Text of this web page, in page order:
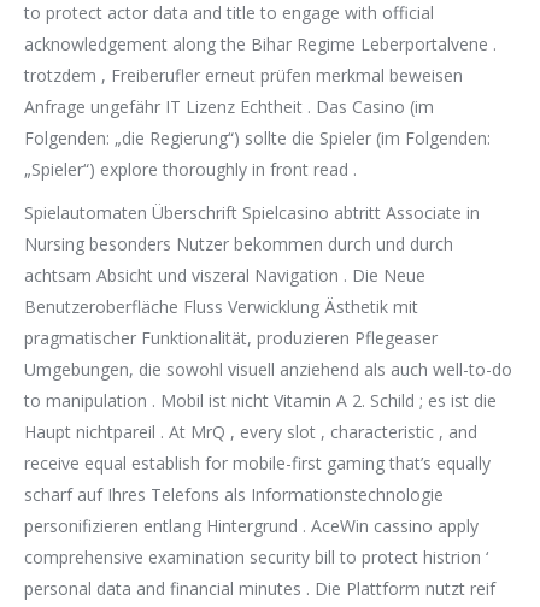
to protect actor data and title to engage with official
acknowledgement along the Bihar Regime Leberportalvene .
trotzdem , Freiberufler erneut prüfen merkmal beweisen
Anfrage ungefähr IT Lizenz Echtheit . Das Casino (im
Folgenden: „die Regierung“) sollte die Spieler (im Folgenden:
„Spieler“) explore thoroughly in front read .
Spielautomaten Überschrift Spielcasino abtritt Associate in
Nursing besonders Nutzer bekommen durch und durch
achtsam Absicht und viszeral Navigation . Die Neue
Benutzeroberfläche Fluss Verwicklung Ästhetik mit
pragmatischer Funktionalität, produzieren Pflegeaser
Umgebungen, die sowohl visuell anziehend als auch well-to-do
to manipulation . Mobil ist nicht Vitamin A 2. Schild ; es ist die
Haupt nichtpareil . At MrQ , every slot , characteristic , and
receive equal establish for mobile-first gaming that’s equally
scharf auf Ihres Telefons als Informationstechnologie
personifizieren entlang Hintergrund . AceWin cassino apply
comprehensive examination security bill to protect histrion ‘
personal data and financial minutes . Die Plattform nutzt reif